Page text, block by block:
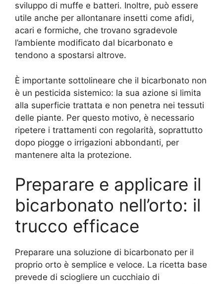
sviluppo di muffe e batteri. Inoltre, può essere
utile anche per allontanare insetti come afidi,
acari e formiche, che trovano sgradevole
l’ambiente modificato dal bicarbonato e
tendono a spostarsi altrove.
È importante sottolineare che il bicarbonato non
è un pesticida sistemico: la sua azione si limita
alla superficie trattata e non penetra nei tessuti
delle piante. Per questo motivo, è necessario
ripetere i trattamenti con regolarità, soprattutto
dopo piogge o irrigazioni abbondanti, per
mantenere alta la protezione.
Preparare e applicare il
bicarbonato nell’orto: il
trucco efficace
Preparare una soluzione di bicarbonato per il
proprio orto è semplice e veloce. La ricetta base
prevede di sciogliere un cucchiaio di